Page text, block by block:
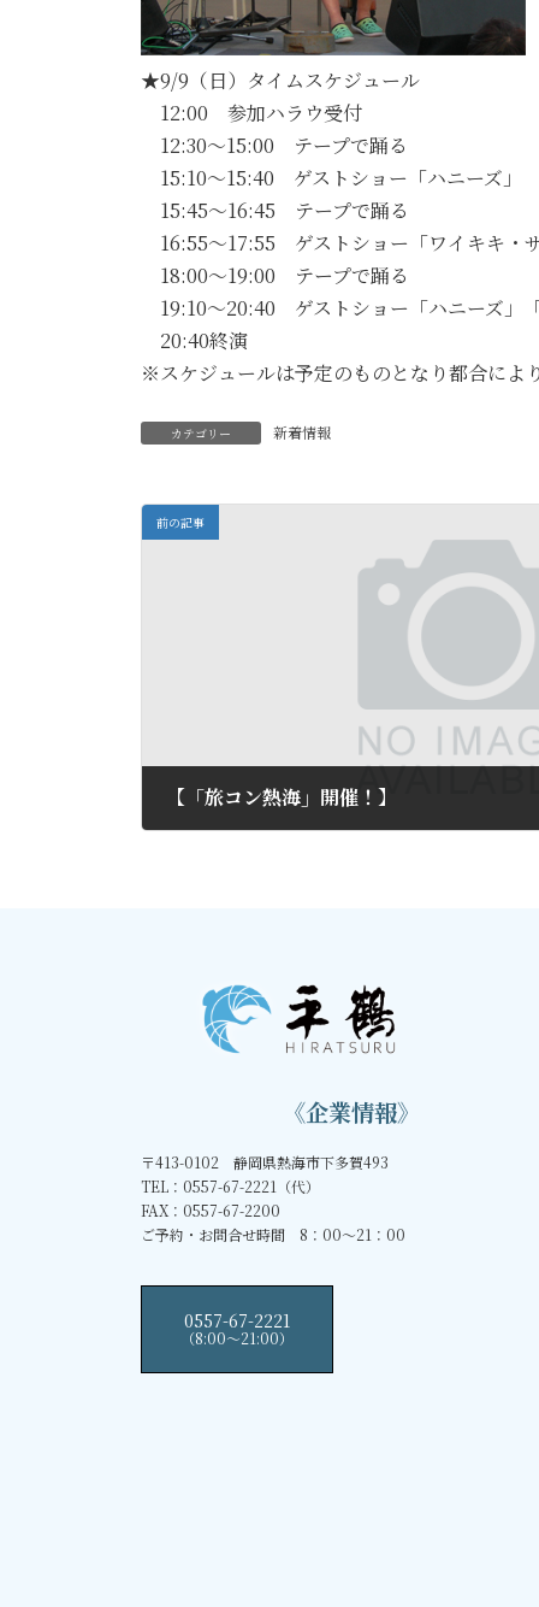
★9/9（日）タイムスケジュール
12:00 参加ハラウ受付
12:30～15:00 テープで踊る
15:10～15:40 ゲストショー「ハニーズ」
15:45～16:45 テープで踊る
16:55～17:55 ゲストショー「ワイキキ・サ
18:00～19:00 テープで踊る
19:10～20:40 ゲストショー「ハニーズ」
20:40終演
※スケジュールは予定のものとなり都合によ
カテゴリー 新着情報
前の記事
【「旅コン熱海」開催！】
《企業情報》
〒413-0102 静岡県熱海市下多賀493
TEL：0557-67-2221（代）
FAX：0557-67-2200
ご予約・お問合せ時間 8：00～21：00
0557-67-2221
（8:00〜21:00）